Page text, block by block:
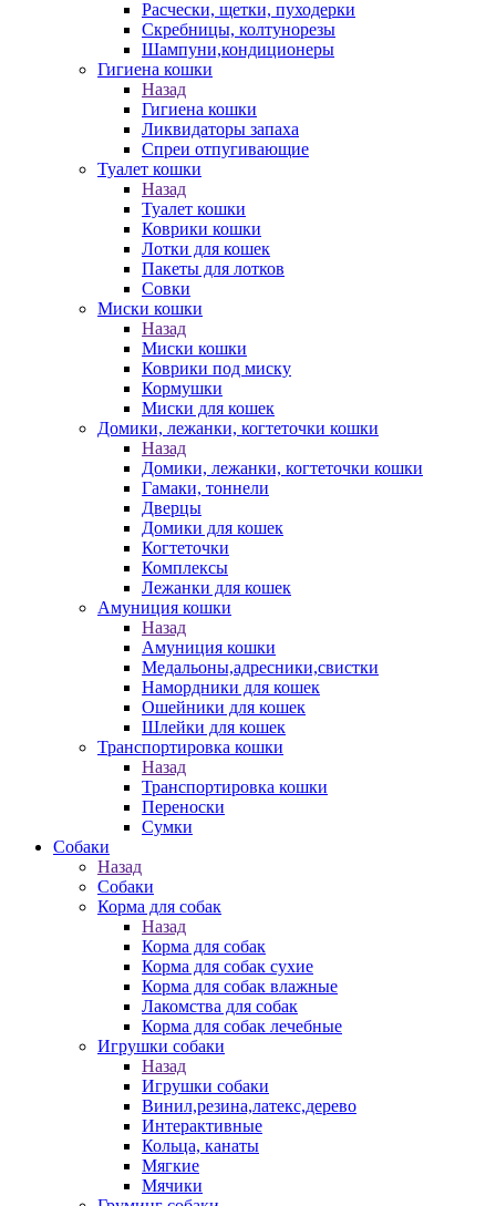
Расчески, щетки, пуходерки
Скребницы, колтунорезы
Шампуни,кондиционеры
Гигиена кошки
Назад
Гигиена кошки
Ликвидаторы запаха
Спреи отпугивающие
Туалет кошки
Назад
Туалет кошки
Коврики кошки
Лотки для кошек
Пакеты для лотков
Совки
Миски кошки
Назад
Миски кошки
Коврики под миску
Кормушки
Миски для кошек
Домики, лежанки, когтеточки кошки
Назад
Домики, лежанки, когтеточки кошки
Гамаки, тоннели
Дверцы
Домики для кошек
Когтеточки
Комплексы
Лежанки для кошек
Амуниция кошки
Назад
Амуниция кошки
Медальоны,адресники,свистки
Намордники для кошек
Ошейники для кошек
Шлейки для кошек
Транспортировка кошки
Назад
Транспортировка кошки
Переноски
Сумки
Собаки
Назад
Собаки
Корма для собак
Назад
Корма для собак
Корма для собак сухие
Корма для собак влажные
Лакомства для собак
Корма для собак лечебные
Игрушки собаки
Назад
Игрушки собаки
Винил,резина,латекс,дерево
Интерактивные
Кольца, канаты
Мягкие
Мячики